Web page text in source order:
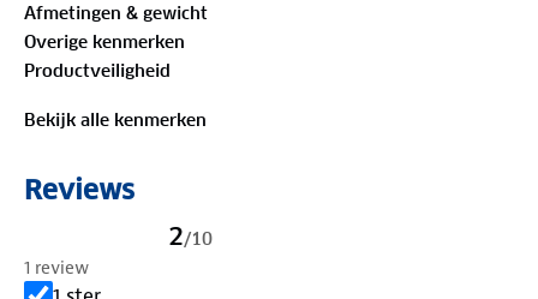
schoenen en is ideaal voor iedereen die overzicht en
netheid belangrijk vindt. De vakken zijn voorzien
van stoffen klapdeuren met ventilatiegaten, zodat
je schoenen stofvrij én goed geventileerd blijven.
Ook accessoires of kleinere huishoudelijke items kun
je eenvoudig kwijt in de kast. De montage is snel en
eenvoudig: met het slimme kliksysteem zet je de
kast zonder gereedschap in elkaar. Een rubberen
Afmetingen & gewicht
Overige kenmerken
Productveiligheid
Bekijk alle kenmerken
Reviews
2/10
1 review